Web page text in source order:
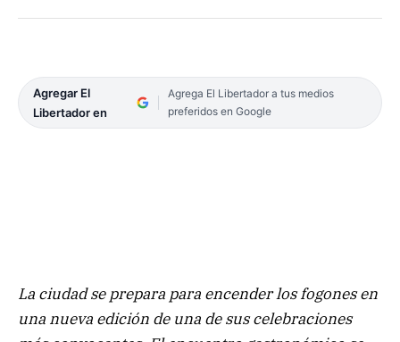
Agregar El
Libertador en
Agrega El Libertador a tus medios
preferidos en Google
La ciudad se prepara para encender los fogones en
una nueva edición de una de sus celebraciones